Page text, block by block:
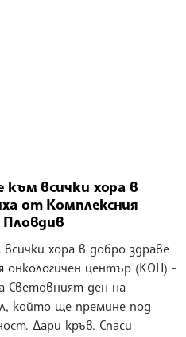
към всички хора в
от Комплексния
Пловдив
хора в добро здраве
онкологичен център (КОЦ) -
Световният ден на
който ще премине под
Дари кръв. Спаси